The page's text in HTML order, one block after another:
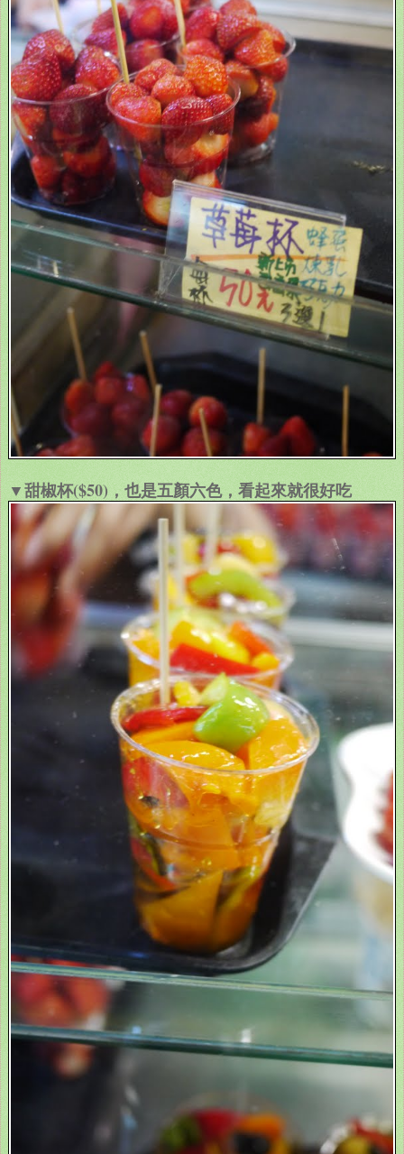
▼甜椒杯($50)，也是五顏六色，看起來就很好吃